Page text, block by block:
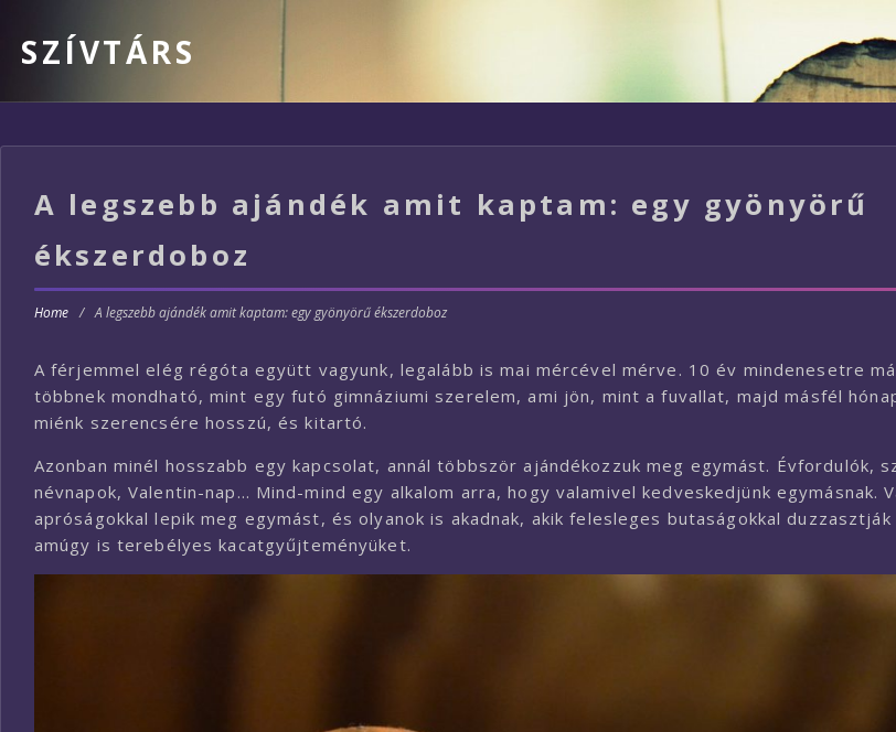
SZÍVTÁRS
A legszebb ajándék amit kaptam: egy gyönyörű
ékszerdoboz
Home / A legszebb ajándék amit kaptam: egy gyönyörű ékszerdoboz
A férjemmel elég régóta együtt vagyunk, legalább is mai mércével mérve. 10 év mindenesetre
többnek mondható, mint egy futó gimnáziumi szerelem, ami jön, mint a fuvallat, majd másfél
miénk szerencsére hosszú, és kitartó.
Azonban minél hosszabb egy kapcsolat, annál többször ajándékozzuk meg egymást. Évfordulók,
névnapok, Valentin-nap… Mind-mind egy alkalom arra, hogy valamivel kedveskedjünk egymásnak.
apróságokkal lepik meg egymást, és olyanok is akadnak, akik felesleges butaságokkal
amúgy is terebélyes kacatgyűjteményüket.